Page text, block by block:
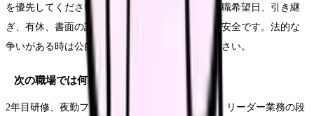
を優先してください。退職意思が固い場合も、退職希望日、引き継
ぎ、有休、書面の記録を整理してから伝える方が安全です。法的な
争いがある時は公的窓口や専門家に相談してください。
次の職場では何を確認すればいいですか？
2年目研修、夜勤フォロー、後輩指導の開始時期、リーダー業務の段